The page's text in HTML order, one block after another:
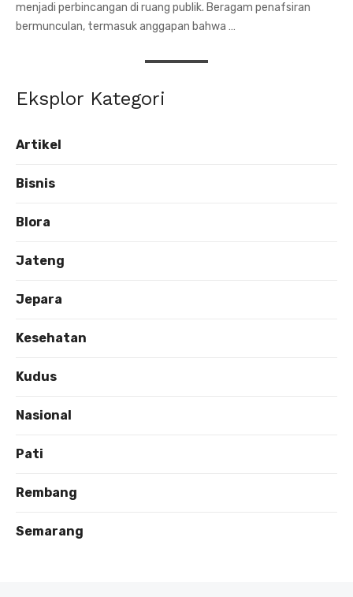
menjadi perbincangan di ruang publik. Beragam penafsiran
bermunculan, termasuk anggapan bahwa …
Eksplor Kategori
Artikel
Bisnis
Blora
Jateng
Jepara
Kesehatan
Kudus
Nasional
Pati
Rembang
Semarang